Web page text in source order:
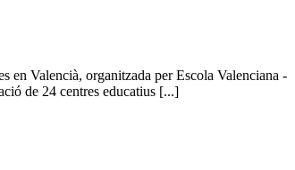
Valencià, organitzada per Escola Valenciana -
de 24 centres educatius [...]